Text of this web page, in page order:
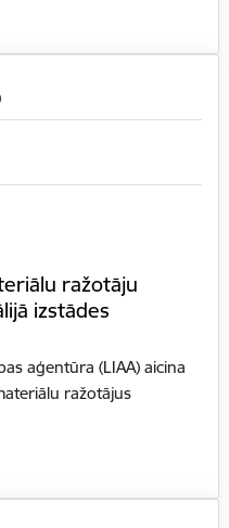
ražotāju
izstādes
aģentūra (LIAA) aicina
ražotājus